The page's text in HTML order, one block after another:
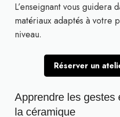
L’enseignant vous guidera
matériaux adaptés à votre
niveau.
Réserver un
Apprendre les gestes
la céramique